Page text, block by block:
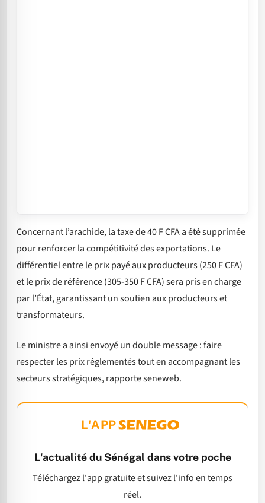
Concernant l’arachide, la taxe de 40 F CFA a été supprimée
pour renforcer la compétitivité des exportations. Le
différentiel entre le prix payé aux producteurs (250 F CFA)
et le prix de référence (305-350 F CFA) sera pris en charge
par l’État, garantissant un soutien aux producteurs et
transformateurs.
Le ministre a ainsi envoyé un double message : faire
respecter les prix réglementés tout en accompagnant les
secteurs stratégiques, rapporte seneweb.
L'APP
L'actualité du Sénégal dans votre poche
Téléchargez l'app gratuite et suivez l'info en temps
réel.